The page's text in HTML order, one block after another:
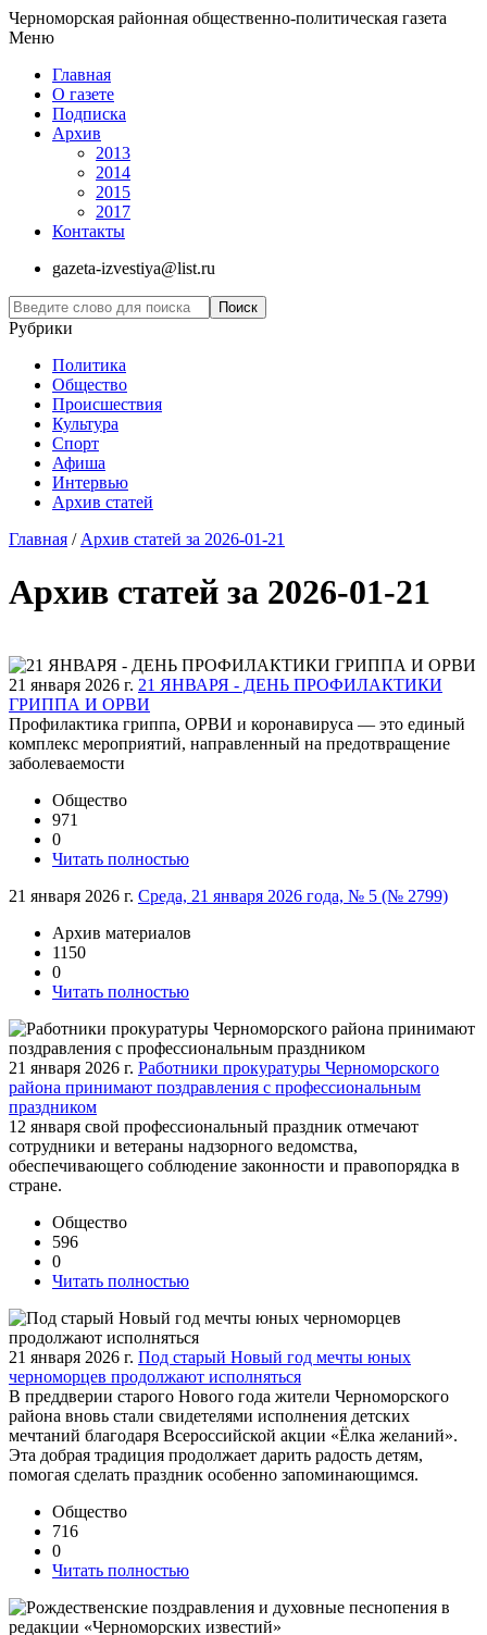
Черноморская районная общественно-политическая газета
Меню
Главная
О газете
Подписка
Архив
2013
2014
2015
2017
Контакты
gazeta-izvestiya@list.ru
Рубрики
Политика
Общество
Проиcшествия
Культура
Спорт
Афиша
Интервью
Архив статей
Главная / Архив статей за 2026-01-21
Архив статей за 2026-01-21
21 января 2026 г. 21 ЯНВАРЯ - ДЕНЬ ПРОФИЛАКТИКИ
ГРИППА И ОРВИ
Профилактика гриппа, ОРВИ и коронавируса — это единый
комплекс мероприятий, направленный на предотвращение
заболеваемости
Общество
971
0
Читать полностью
21 января 2026 г. Среда, 21 января 2026 года, № 5 (№ 2799)
Архив материалов
1150
0
Читать полностью
21 января 2026 г. Работники прокуратуры Черноморского
района принимают поздравления с профессиональным
праздником
12 января свой профессиональный праздник отмечают
сотрудники и ветераны надзорного ведомства,
обеспечивающего соблюдение законности и правопорядка в
стране.
Общество
596
0
Читать полностью
21 января 2026 г. Под старый Новый год мечты юных
черноморцев продолжают исполняться
В преддверии старого Нового года жители Черноморского
района вновь стали свидетелями исполнения детских
мечтаний благодаря Всероссийской акции «Ёлка желаний».
Эта добрая традиция продолжает дарить радость детям,
помогая сделать праздник особенно запоминающимся.
Общество
716
0
Читать полностью